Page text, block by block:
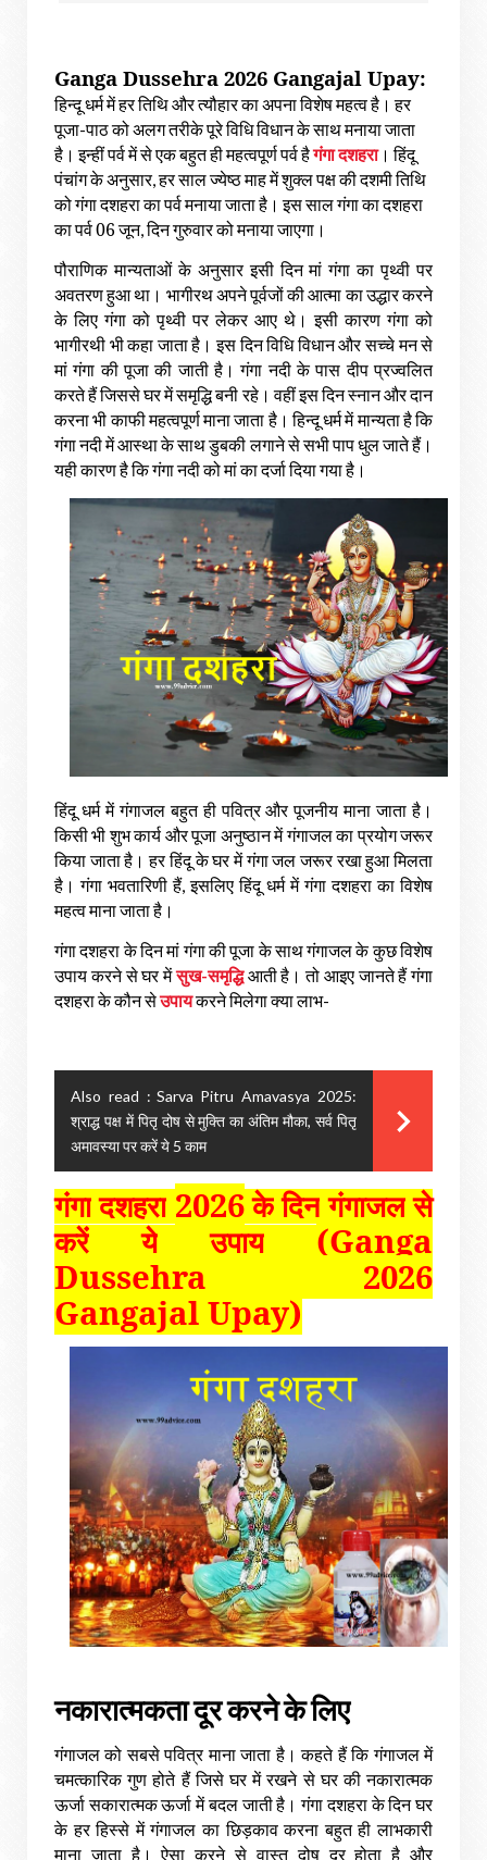
Ganga Dussehra 2026 Gangajal Upay:
हिन्दूधर्ममेंहरतिथिऔरत्यौहारकाअपनाविशेषमहत्वहै। हर
पूजा-पाठकोअलगतरीकेपूरेविधिविधानकेसाथमनायाजाता
है। इन्हींपर्वमेंसेएकबहुतहीमहत्वपूर्णपर्वहैगंगादशहरा। हिंदू
पंचांगकेअनुसार,हरसालज्येष्ठमाहमेंशुक्लपक्षकीदशमीतिथि
कोगंगादशहराकापर्वमनायाजाताहै। इससालगंगाकादशहरा
कापर्व06 जून,दिनगुरुवारकोमनायाजाएगा।
पौराणिक मान्यताओं के अनुसार इसी दिन मां गंगा का पृथ्वी पर
अवतरणहुआथा। भागीरथअपनेपूर्वजोंकीआत्माकाउद्धारकरने
के लिए गंगा को पृथ्वी पर लेकर आए थे। इसी कारण गंगा को
भागीरथी भीकहाजाताहै। इसदिनविधिविधानऔरसच्चेमनसे
मां गंगा की पूजा की जाती है। गंगा नदी के पास दीप प्रज्वलित
करतेहैंजिससेघरमेंसमृद्धिबनीरहे। वहींइसदिनस्नानऔरदान
करनाभीकाफीमहत्वपूर्णमानाजाताहै। हिन्दूधर्ममेंमान्यताहैकि
गंगानदीमेंआस्थाकेसाथडुबकीलगानेसेसभीपापधुलजातेहैं।
यहीकारणहैकिगंगानदीकोमांकादर्जादियागयाहै।
हिंदू धर्म में गंगाजल बहुत ही पवित्र और पूजनीय माना जाता है।
किसीभी शुभकार्य औरपूजा अनुष्ठानमेंगंगाजलकाप्रयोगजरूर
कियाजाताहै। हरहिंदूकेघरमेंगंगाजल जरूररखाहुआमिलता
है। गंगा भवतारिणी हैं,इसलिए हिंदू धर्म में गंगा दशहरा का विशेष
महत्वमानाजाताहै।
गंगादशहराकेदिनमांगंगाकीपूजाकेसाथगंगाजलकेकुछविशेष
उपायकरनेसेघरमेंसुख-समृद्धि आतीहै। तो आइएजानतेहैंगंगा
दशहराकेकौनसेउपायकरनेमिलेगाक्यालाभ-
Also read : Sarva Pitru Amavasya 2025:
श्राद्ध पक्ष में पितृ दोष से मुक्ति का अंतिम मौका, सर्व पितृ
अमावस्या पर करें ये 5 काम
गंगा दशहरा 2026 के दिन गंगाजल से
करें
ये उपाय
(Ganga
Dussehra 2026
Gangajal Upay)
नकारात्मकतादूरकरनेकेलिए
गंगाजल को सबसे पवित्र माना जाता है। कहते हैं कि गंगाजल में
चमत्कारिक गुण होते हैं जिसे घर में रखने से घर की नकारात्मक
ऊर्जासकारात्मकऊर्जा मेंबदलजातीहै। गंगा दशहराकेदिनघर
के हर हिस्से में गंगाजल का छिड़काव करना बहुत ही लाभकारी
माना जाता है। ऐसा करने से वास्तु दोष दूर होता है और